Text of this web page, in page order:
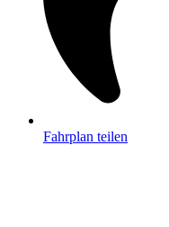
Fahrplan teilen